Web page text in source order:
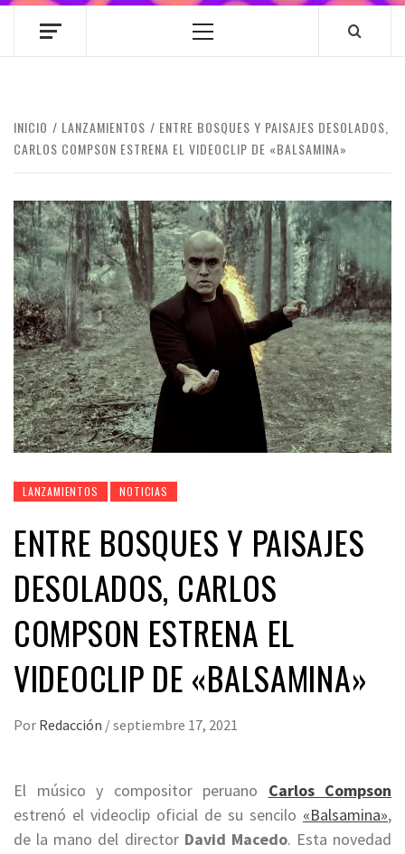
Menú
INICIO LANZAMIENTOS
ENTRE BOSQUES Y PAISAJES DESOLADOS,
CARLOS COMPSON ESTRENA EL VIDEOCLIP DE «BALSAMINA»
LANZAMIENTOS NOTICIAS
ENTRE BOSQUES Y PAISAJES
DESOLADOS, CARLOS
COMPSON ESTRENA EL
VIDEOCLIP DE «BALSAMINA»
Por Redacción /septiembre 17, 2021
El músico y compositor peruano
Carlos Compson
estrenó el videoclip oficial de su sencilo «Balsamina»,
de la mano del director David Macedo. Esta novedad